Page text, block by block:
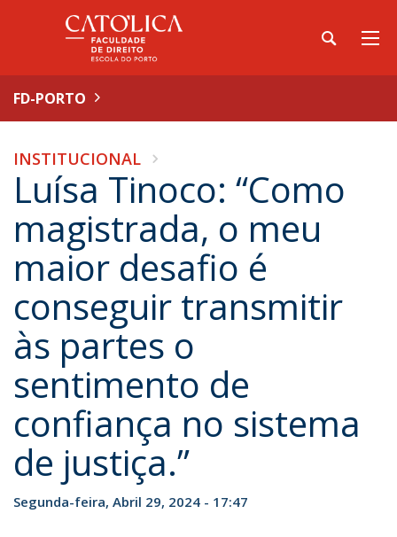
FD-PORTO
INSTITUCIONAL
Luísa Tinoco: “Como
magistrada, o meu
maior desafio é
conseguir transmitir
às partes o
sentimento de
confiança no sistema
de justiça.”
Segunda-feira, Abril 29, 2024 - 17:47